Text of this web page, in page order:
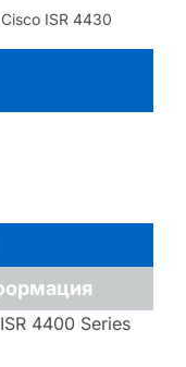
ISR 4430
4400 Series